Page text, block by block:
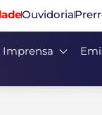
Ouvidoria
Imprensa